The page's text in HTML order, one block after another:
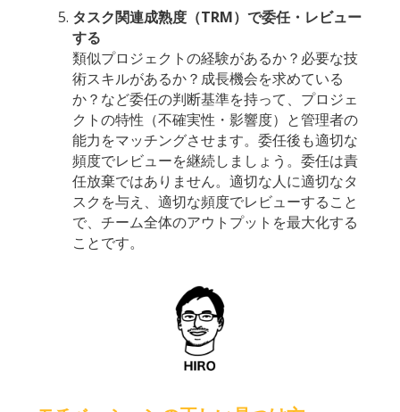
タスク関連成熟度（TRM）で委任・レビュー
する
類似プロジェクトの経験があるか？必要な技
術スキルがあるか？成長機会を求めている
か？など委任の判断基準を持って、プロジェ
クトの特性（不確実性・影響度）と管理者の
能力をマッチングさせます。委任後も適切な
頻度でレビューを継続しましょう。委任は責
任放棄ではありません。適切な人に適切なタ
スクを与え、適切な頻度でレビューすること
で、チーム全体のアウトプットを最大化する
ことです。